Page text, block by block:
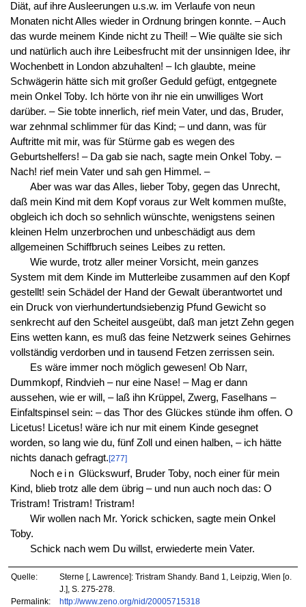
Diät, auf ihre Ausleerungen u.s.w. im Verlaufe von neun
Monaten nicht Alles wieder in Ordnung bringen konnte. – Auch
das wurde meinem Kinde nicht zu Theil! – Wie quälte sie sich
und natürlich auch ihre Leibesfrucht mit der unsinnigen Idee, ihr
Wochenbett in London abzuhalten! – Ich glaubte, meine
Schwägerin hätte sich mit großer Geduld gefügt, entgegnete
mein Onkel Toby. Ich hörte von ihr nie ein unwilliges Wort
darüber. – Sie tobte innerlich, rief mein Vater, und das, Bruder,
war zehnmal schlimmer für das Kind; – und dann, was für
Auftritte mit mir, was für Stürme gab es wegen des
Geburtshelfers! – Da gab sie nach, sagte mein Onkel Toby. –
Nach! rief mein Vater und sah gen Himmel. –
Aber was war das Alles, lieber Toby, gegen das Unrecht,
daß mein Kind mit dem Kopf voraus zur Welt kommen mußte,
obgleich ich doch so sehnlich wünschte, wenigstens seinen
kleinen Helm unzerbrochen und unbeschädigt aus dem
allgemeinen Schiffbruch seines Leibes zu retten.
Wie wurde, trotz aller meiner Vorsicht, mein ganzes
System mit dem Kinde im Mutterleibe zusammen auf den Kopf
gestellt! sein Schädel der Hand der Gewalt überantwortet und
ein Druck von vierhundertundsiebenzig Pfund Gewicht so
senkrecht auf den Scheitel ausgeübt, daß man jetzt Zehn gegen
Eins wetten kann, es muß das feine Netzwerk seines Gehirnes
vollständig verdorben und in tausend Fetzen zerrissen sein.
Es wäre immer noch möglich gewesen! Ob Narr,
Dummkopf, Rindvieh – nur eine Nase! – Mag er dann
aussehen, wie er will, – laß ihn Krüppel, Zwerg, Faselhans –
Einfaltspinsel sein: – das Thor des Glückes stünde ihm offen. O
Licetus! Licetus! wäre ich nur mit einem Kinde gesegnet
worden, so lang wie du, fünf Zoll und einen halben, – ich hätte
nichts danach gefragt. [277]
Noch ein Glückswurf, Bruder Toby, noch einer für mein
Kind, blieb trotz alle dem übrig – und nun auch noch das: O
Tristram! Tristram! Tristram!
Wir wollen nach Mr. Yorick schicken, sagte mein Onkel
Toby.
Schick nach wem Du willst, erwiederte mein Vater.
Quelle:
Sterne [, Lawrence]: Tristram Shandy. Band 1, Leipzig, Wien [o.
J.], S. 275-278.
Permalink:
http://www.zeno.org/nid/20005715318